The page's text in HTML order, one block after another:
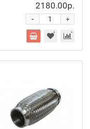
2180.00р.
+
-